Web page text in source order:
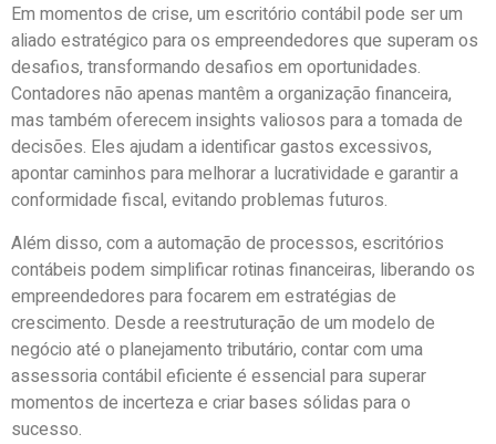
Em momentos de crise, um escritório contábil pode ser um
aliado estratégico para os empreendedores que superam os
desafios, transformando desafios em oportunidades.
Contadores não apenas mantêm a organização financeira,
mas também oferecem insights valiosos para a tomada de
decisões. Eles ajudam a identificar gastos excessivos,
apontar caminhos para melhorar a lucratividade e garantir a
conformidade fiscal, evitando problemas futuros.
Além disso, com a automação de processos, escritórios
contábeis podem simplificar rotinas financeiras, liberando os
empreendedores para focarem em estratégias de
crescimento. Desde a reestruturação de um modelo de
negócio até o planejamento tributário, contar com uma
assessoria contábil eficiente é essencial para superar
momentos de incerteza e criar bases sólidas para o
sucesso.